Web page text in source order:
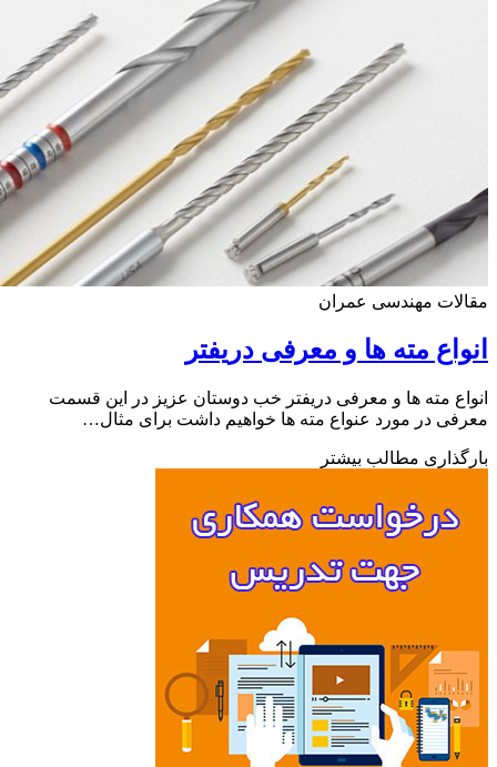
مهندسی عمران
مته ها و معرفی دریفتر
مته ها و معرفی دریفتر خب دوستان عزیز در این قسمت
در مورد عنواع مته ها خواهیم داشت برای مثال…
مطالب بیشتر